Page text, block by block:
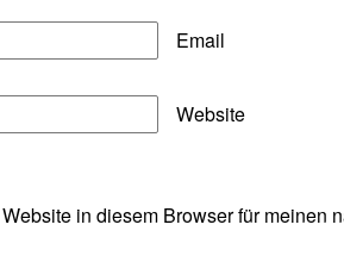
Email
Website
in diesem Browser für meinen